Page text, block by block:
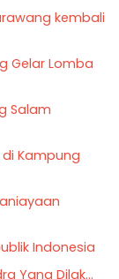
kembali
Gelar Lomba
Salam
Kampung
Indonesia
Yang Dilak...